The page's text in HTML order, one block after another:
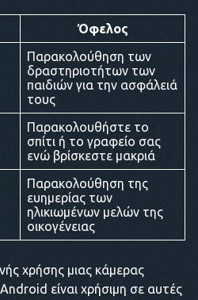
Όφελος
Παρακολούθηση των
δραστηριοτήτων των
παιδιών για την ασφάλειά
τους
Παρακολουθήστε το
σπίτι ή το γραφείο σας
ενώ βρίσκεστε μακριά
Παρακολούθηση της
ευημερίας των
ηλικιωμένων μελών της
οικογένειας
χρήσης μιας κάμερας
είναι χρήσιμη σε αυτές